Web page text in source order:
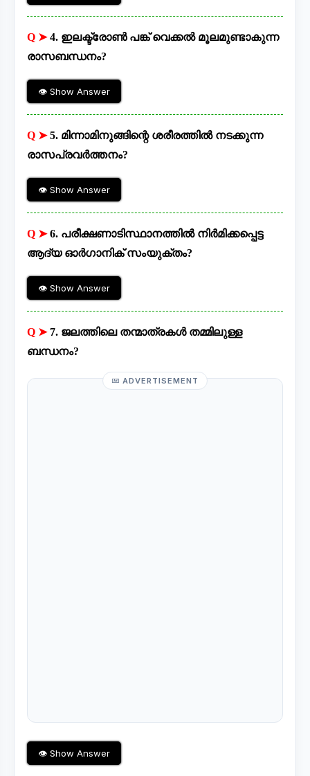
Q ➤4. ഇലക്ട്രോൺ പങ്ക് വെക്കൽ മൂലമുണ്ടാകുന്ന
രാസബന്ധനം?
👁 Show Answer
Q ➤5. മിന്നാമിനുങ്ങിന്റെ ശരീരത്തിൽ നടക്കുന്ന
രാസപ്രവർത്തനം?
👁 Show Answer
Q ➤6. പരീക്ഷണാടിസ്ഥാനത്തിൽ നിർമിക്കപ്പെട്ട
ആദ്യ ഓർഗാനിക് സംയുക്തം?
👁 Show Answer
Q ➤ 7. ജലത്തിലെ തന്മാത്രകൾ തമ്മിലുള്ള
ബന്ധനം?
ADVERTISEMENT
👁 Show Answer